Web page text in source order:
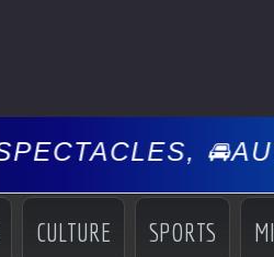
•PEOPLE,
CULTURE SPORTS